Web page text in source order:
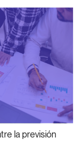
la previsión